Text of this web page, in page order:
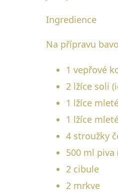
Ingredience
Na přípravu
1 vepřové
2 lžíce soli
1 lžíce
1 lžíce
4 stroužky
500 ml
2 cibule
2 mrkve